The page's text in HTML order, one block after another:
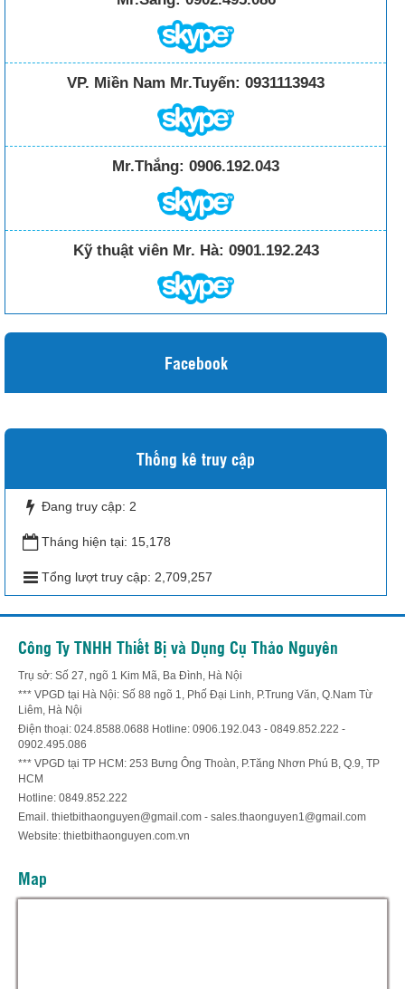
VP. Miền Nam Mr.Tuyến: 0931113943
Mr.Thắng: 0906.192.043
Kỹ thuật viên Mr. Hà: 0901.192.243
Facebook
Thống kê truy cập
Đang truy cập: 2
Tháng hiện tại: 15,178
Tổng lượt truy cập: 2,709,257
Công Ty TNHH Thiết Bị và Dụng Cụ Thảo Nguyên
Trụ sở: Số 27, ngõ 1 Kim Mã, Ba Đình, Hà Nội
*** VPGD tại Hà Nội: Số 88 ngõ 1, Phố Đại Linh, P.Trung Văn, Q.Nam Từ
Liêm, Hà Nội
Điện thoại: 024.8588.0688 Hotline: 0906.192.043 - 0849.852.222 -
0902.495.086
*** VPGD tại TP HCM: 253 Bưng Ông Thoàn, P.Tăng Nhơn Phú B, Q.9, TP
HCM
Hotline: 0849.852.222
Email. thietbithaonguyen@gmail.com - sales.thaonguyen1@gmail.com
Website: thietbithaonguyen.com.vn
Map